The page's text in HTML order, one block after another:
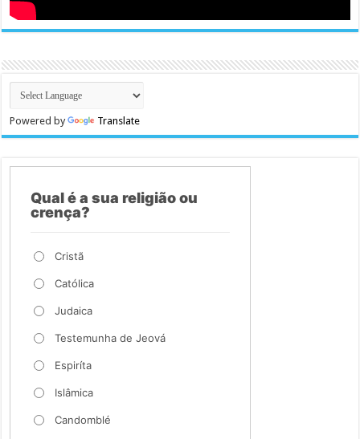
Powered by Translate
Qual é a sua religião ou
crença?
Cristã
Católica
Judaica
Testemunha de Jeová
Espiríta
Islâmica
Candomblé